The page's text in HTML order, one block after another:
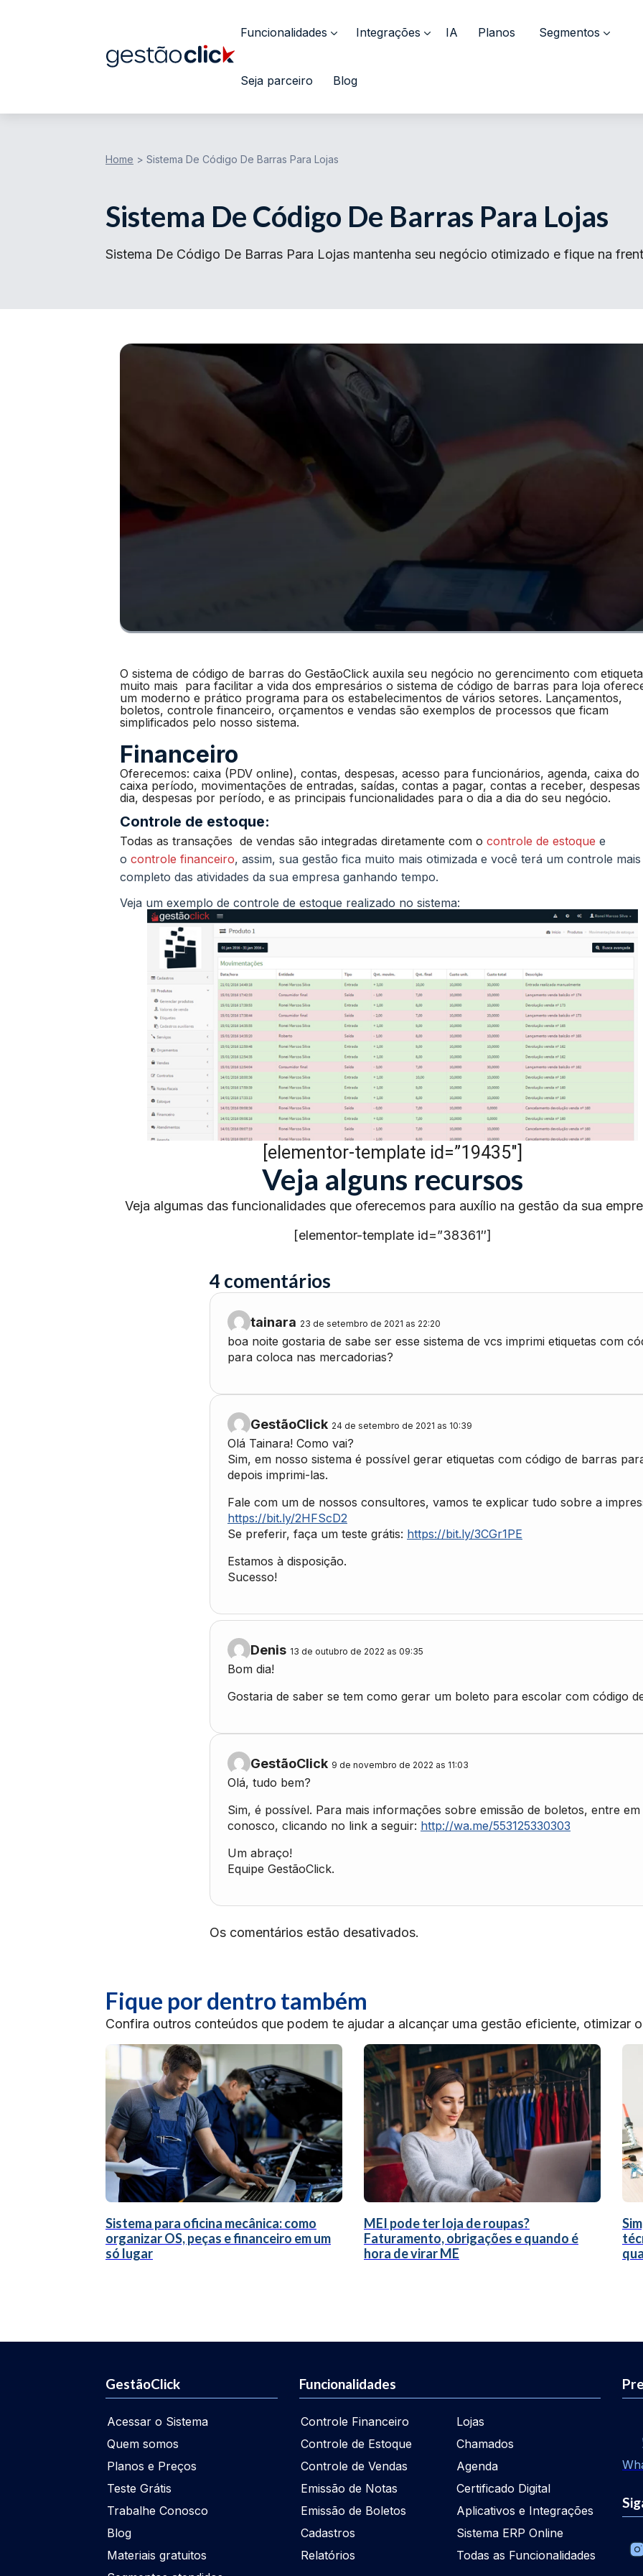
Funcionalidades Integrações IA Planos Segmentos
Seja parceiro Blog
Home > Sistema De Código De Barras Para Lojas
Sistema De Código De Barras Para Lojas
Sistema De Código De Barras Para Lojas mantenha seu negócio otimizado e fique na
O sistema de código de barras do GestãoClick auxila seu negócio no gerencimento com
muito mais para facilitar a vida dos empresários o sistema de código de barras para loja
um moderno e prático programa para os estabelecimentos de vários setores. Lançamentos,
boletos, controle financeiro, orçamentos e vendas são exemplos de processos que ficam
simplificados pelo nosso sistema.
Financeiro
Oferecemos: caixa (PDV online), contas, despesas, acesso para funcionários, agenda, caixa do
caixa período, movimentações de entradas, saídas, contas a pagar, contas a receber,
dia, despesas por período, e as principais funcionalidades para o dia a dia do seu negócio.
Controle de estoque:
Todas as transações de vendas são integradas diretamente com o controle de estoque e
o controle financeiro, assim, sua gestão fica muito mais otimizada e você terá um controle mais
completo das atividades da sua empresa ganhando tempo.
Veja um exemplo de controle de estoque realizado no sistema:
[elementor-template id=”19435″]
Veja alguns recursos
Veja algumas das funcionalidades que oferecemos para auxílio na gestão da sua
[elementor-template id=”38361″]
4 comentários
tainara 23 de setembro de 2021 as 22:20
boa noite gostaria de sabe ser esse sistema de vcs imprimi etiquetas com
para coloca nas mercadorias?
GestãoClick 24 de setembro de 2021 as 10:39
Olá Tainara! Como vai?
Sim, em nosso sistema é possível gerar etiquetas com código de barras
depois imprimi-las.
Fale com um de nossos consultores, vamos te explicar tudo sobre a
https://bit.ly/2HFScD2
Se preferir, faça um teste grátis: https://bit.ly/3CGr1PE
Estamos à disposição.
Sucesso!
Denis 13 de outubro de 2022 as 09:35
Bom dia!
Gostaria de saber se tem como gerar um boleto para escolar com código
GestãoClick 9 de novembro de 2022 as 11:03
Olá, tudo bem?
Sim, é possível. Para mais informações sobre emissão de boletos, entre
conosco, clicando no link a seguir: http://wa.me/553125330303
Um abraço!
Equipe GestãoClick.
Os comentários estão desativados.
Fique por dentro também
Confira outros conteúdos que podem te ajudar a alcançar uma gestão eficiente, otimizar
Sistema para oficina mecânica: como
organizar OS, peças e financeiro em um
só lugar
MEI pode ter loja de roupas?
Faturamento, obrigações e quando é
hora de virar ME
GestãoClick
Acessar o Sistema
Quem somos
Planos e Preços
Teste Grátis
Trabalhe Conosco
Blog
Materiais gratuitos
Funcionalidades
Controle Financeiro
Controle de Estoque
Controle de Vendas
Emissão de Notas
Emissão de Boletos
Cadastros
Relatórios
Lojas
Chamados
Agenda
Certificado Digital
Aplicativos e Integrações
Sistema ERP Online
Todas as Funcionalidades